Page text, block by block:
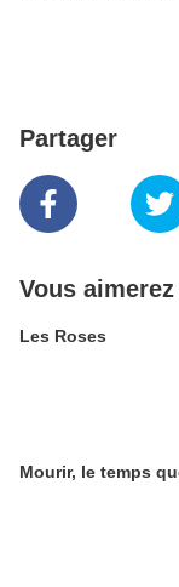
Partager
Vous
Les Roses
Mourir, le temps